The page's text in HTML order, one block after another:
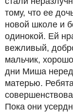
тому, что ее
новой школе и
одинокой. Ей
вежливый,
мальчик,
дни Миша
матерью.
Пока они